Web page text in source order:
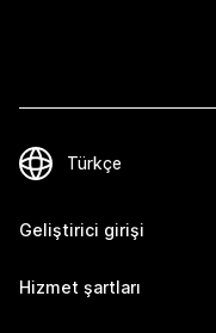
Geliştirici girişi
Hizmet şartları